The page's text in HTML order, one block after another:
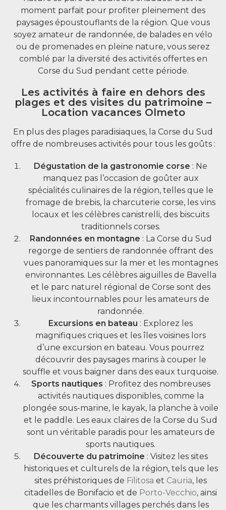
moment parfait pour profiter pleinement des
paysages époustouflants de la région. Que vous
soyez amateur de randonnée, de balades en vélo
ou de promenades en pleine nature, vous serez
comblé par la diversité des activités offertes en
Corse du Sud pendant cette période.
Les activités à faire en dehors des
plages et des visites du patrimoine –
Location vacances Olmeto
En plus des plages paradisiaques, la Corse du Sud
offre de nombreuses activités pour tous les goûts :
Dégustation de la gastronomie corse : Ne
manquez pas l’occasion de goûter aux
spécialités culinaires de la région, telles que le
fromage de brebis, la charcuterie corse, les vins
locaux et les célèbres canistrelli, des biscuits
traditionnels corses.
Randonnées en montagne : La Corse du Sud
regorge de sentiers de randonnée offrant des
vues panoramiques sur la mer et les montagnes
environnantes. Les célèbres aiguilles de Bavella
et le parc naturel régional de Corse sont des
lieux incontournables pour les amateurs de
randonnée.
Excursions en bateau : Explorez les
magnifiques criques et les îles voisines lors
d’une excursion en bateau. Vous pourrez
découvrir des paysages marins à couper le
souffle et vous baigner dans des eaux turquoise.
Sports nautiques : Profitez des nombreuses
activités nautiques disponibles, comme la
plongée sous-marine, le kayak, la planche à voile
et le paddle. Les eaux claires de la Corse du Sud
sont un véritable paradis pour les amateurs de
sports nautiques.
Découverte du patrimoine : Visitez les sites
historiques et culturels de la région, tels que les
sites préhistoriques de Filitosa et Cauria, les
citadelles de Bonifacio et de Porto-Vecchio, ainsi
que les charmants villages perchés dans les